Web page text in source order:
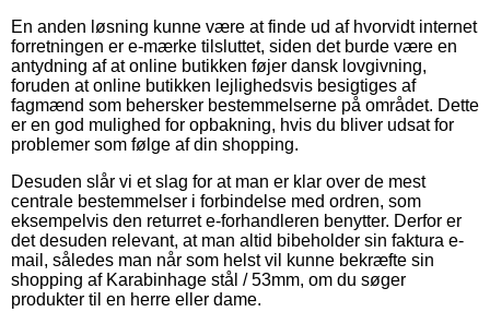
En anden løsning kunne være at finde ud af hvorvidt internet
forretningen er e-mærke tilsluttet, siden det burde være en
antydning af at online butikken føjer dansk lovgivning,
foruden at online butikken lejlighedsvis besigtiges af
fagmænd som behersker bestemmelserne på området. Dette
er en god mulighed for opbakning, hvis du bliver udsat for
problemer som følge af din shopping.
Desuden slår vi et slag for at man er klar over de mest
centrale bestemmelser i forbindelse med ordren, som
eksempelvis den returret e-forhandleren benytter. Derfor er
det desuden relevant, at man altid bibeholder sin faktura e-
mail, således man når som helst vil kunne bekræfte sin
shopping af Karabinhage stål / 53mm, om du søger
produkter til en herre eller dame.